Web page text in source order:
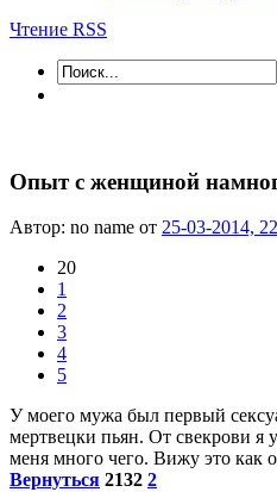
Чтение RSS
Опыт с женщиной
Автор: no name от 25-03-2014,
20
1
2
3
4
5
У моего мужа был первый
мертвецки пьян. От свекрови я
меня много чего. Вижу это как
Вернуться 2132 2